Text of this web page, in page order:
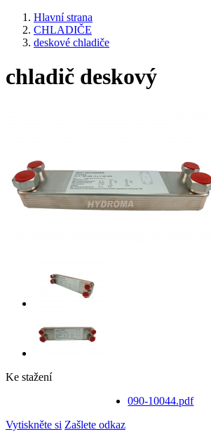
Hlavní strana
CHLADIČE
deskové chladiče
chladič deskový
Ke stažení
090-10044.pdf
Vytiskněte si Zašlete odkaz